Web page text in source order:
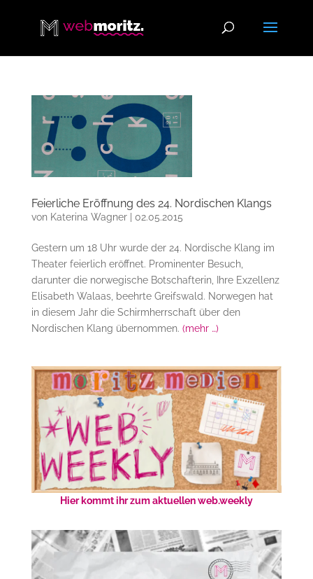
Feierliche Eröffnung des 24. Nordischen Klangs
von Katerina Wagner| 02.05.2015
Gestern um 18 Uhr wurde der 24. Nordische Klang im
Theater feierlich eröffnet. Prominenter Besuch,
darunter die norwegische Botschafterin, Ihre Exzellenz
Elisabeth Walaas, beehrte Greifswald. Norwegen hat
in diesem Jahr die Schirmherrschaft über den
Nordischen Klang übernommen. (mehr …)
Hier kommt ihr zum aktuellen web.weekly